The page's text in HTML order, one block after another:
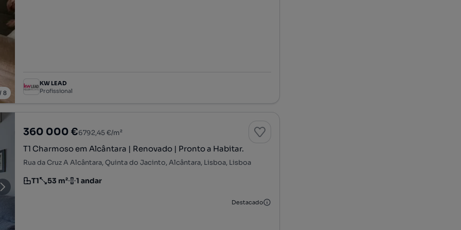
8
KW LEAD
Profissional
360 000 €6792,45 €/m²
T1 Charmoso em Alcântara | Renovado | Pronto a Habitar.
Rua da Cruz A Alcântara, Quinta do Jacinto, Alcântara, Lisboa, Lisboa
Tipologia
T1
Preço por metro quadrado
53 m²
Andar 1 andar
Destacado